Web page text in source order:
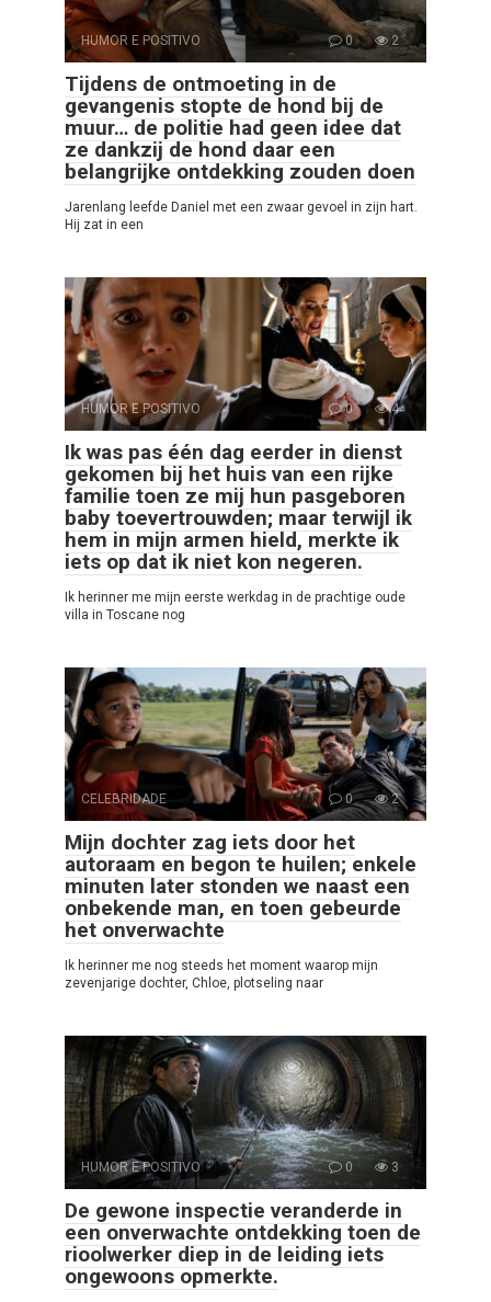
HUMOR E POSITIVO 0 2
Tijdens de ontmoeting in de
gevangenis stopte de hond bij de
muur… de politie had geen idee dat
ze dankzij de hond daar een
belangrijke ontdekking zouden doen
Jarenlang leefde Daniel met een zwaar gevoel in zijn hart.
Hij zat in een
HUMOR E POSITIVO 0 4
Ik was pas één dag eerder in dienst
gekomen bij het huis van een rijke
familie toen ze mij hun pasgeboren
baby toevertrouwden; maar terwijl ik
hem in mijn armen hield, merkte ik
iets op dat ik niet kon negeren.
Ik herinner me mijn eerste werkdag in de prachtige oude
villa in Toscane nog
CELEBRIDADE 0 2
Mijn dochter zag iets door het
autoraam en begon te huilen; enkele
minuten later stonden we naast een
onbekende man, en toen gebeurde
het onverwachte
Ik herinner me nog steeds het moment waarop mijn
zevenjarige dochter, Chloe, plotseling naar
HUMOR E POSITIVO 0 3
De gewone inspectie veranderde in
een onverwachte ontdekking toen de
rioolwerker diep in de leiding iets
ongewoons opmerkte.